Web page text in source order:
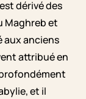
dérivé des
Maghreb et
aux anciens
attribué en
et il